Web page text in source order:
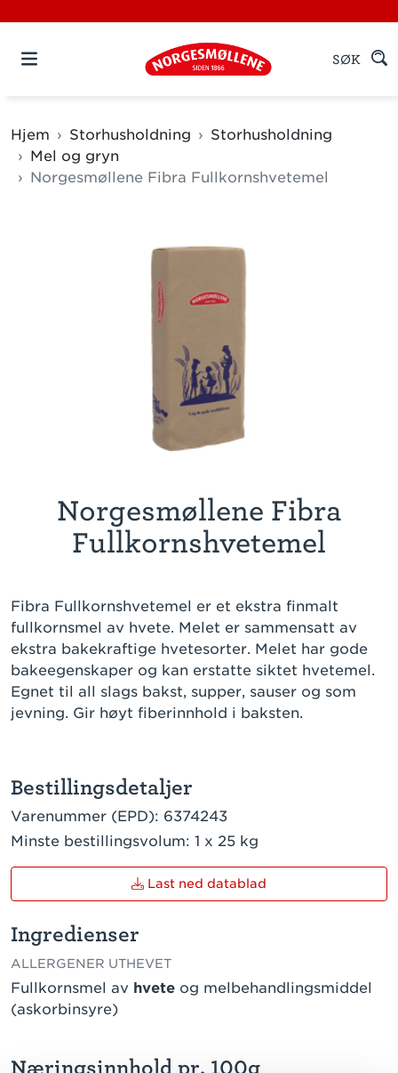
SØK
Hjem Storhusholdning
Storhusholdning
Mel og gryn
Norgesmøllene Fibra Fullkornshvetemel
Norgesmøllene Fibra
Fullkornshvetemel
Fibra Fullkornshvetemel er et ekstra finmalt
fullkornsmel av hvete. Melet er sammensatt av
ekstra bakekraftige hvetesorter. Melet har gode
bakeegenskaper og kan erstatte siktet hvetemel.
Egnet til all slags bakst, supper, sauser og som
jevning. Gir høyt fiberinnhold i baksten.
Bestillingsdetaljer
Varenummer (EPD): 6374243
Minste bestillingsvolum: 1 x 25 kg
Last ned datablad
Ingredienser
ALLERGENER UTHEVET
Fullkornsmel av hvete og melbehandlingsmiddel
(askorbinsyre)
Næringsinnhold pr. 100g